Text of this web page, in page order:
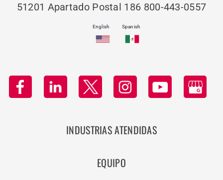
51201 Apartado Postal 186 800-443-0557
English Spanish
INDUSTRIAS ATENDIDAS
EQUIPO